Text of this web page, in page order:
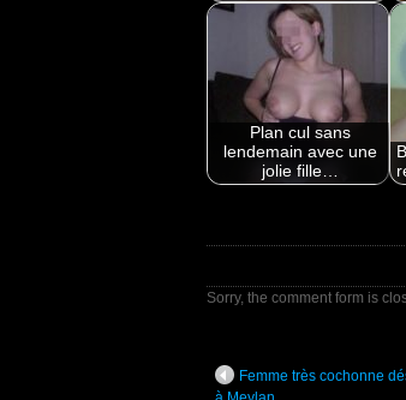
Plan cul sans
lendemain avec une
jolie fille…
Sorry, the comment form is
Femme très cochonne